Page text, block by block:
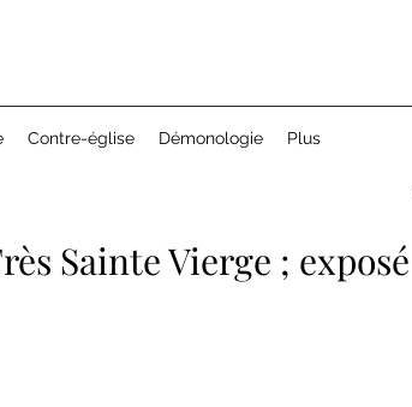
Contre-église Démonologie Plus
Sainte Vierge ; exposé